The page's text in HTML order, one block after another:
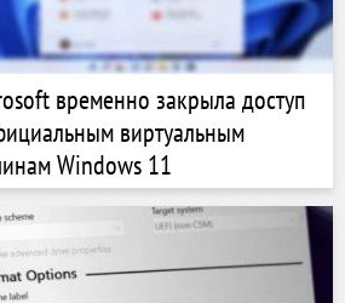
временно закрыла доступ
виртуальным
Windows 11